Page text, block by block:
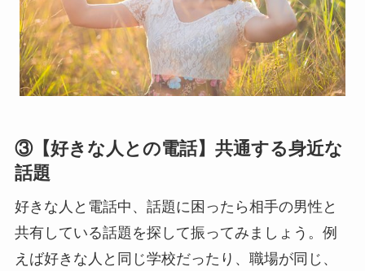
③【好きな人との電話】共通する身近な
話題
好きな人と電話中、話題に困ったら相手の男性と
共有している話題を探して振ってみましょう。例
えば好きな人と同じ学校だったり、職場が同じ、